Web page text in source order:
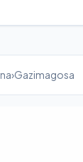
›Gazimagosa